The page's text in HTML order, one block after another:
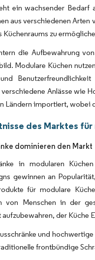
ein wachsender
aus verschiedenen
zu
die Aufbewahrung
Modulare Küchen
Anlässe wie
Ländern importiert, wobei
des Marktes
dominieren den Markt
in modularen
gewinnen an
für modulare
von Menschen in der
der Küche
und
frontbündige